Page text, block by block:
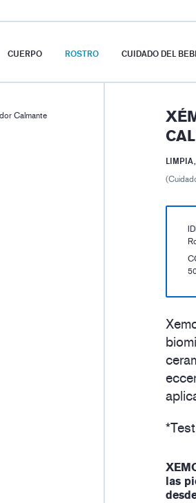
CUERPO ROSTRO CUIDADO DEL
Calmante
las